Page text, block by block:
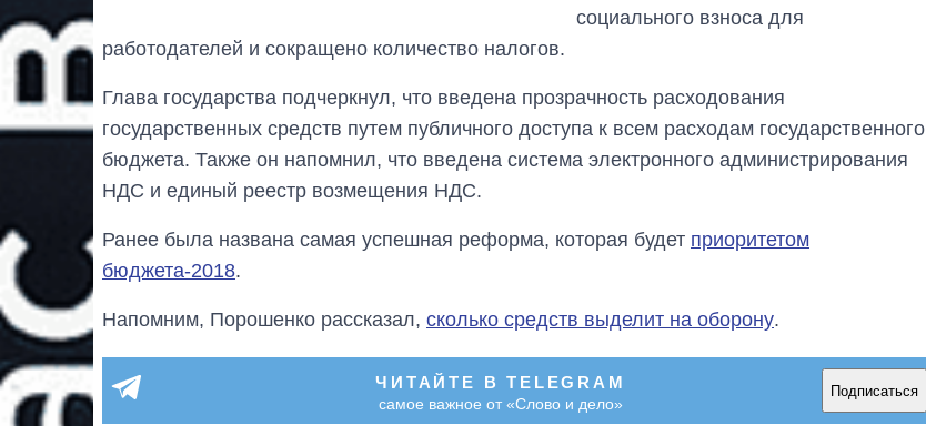
социального взноса для
работодателей и сокращено количество налогов.
Глава государства подчеркнул, что введена прозрачность расходования
государственных средств путем публичного доступа к всем расходам государственного
бюджета. Также он напомнил, что введена система электронного администрирования
НДС и единый реестр возмещения НДС.
Ранее была названа самая успешная реформа, которая будет приоритетом
бюджета-2018.
Напомним, Порошенко рассказал, сколько средств выделит на оборону.
ЧИТАЙТЕ В TELEGRAM
самое важное от «Слово и дело»
Подписаться